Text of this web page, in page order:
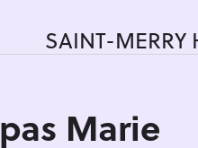
SAINT-
Marie